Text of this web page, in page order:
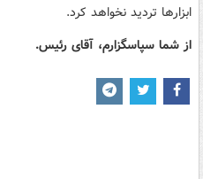
ابزارها تردید نخواهد کرد.
از شما سپاسگزارم، آقای رئیس.